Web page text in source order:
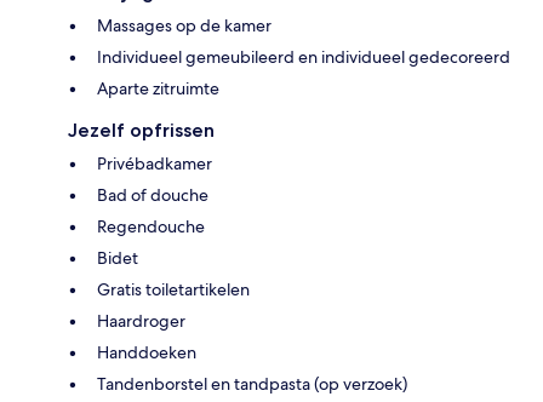
Massages op de kamer
Individueel gemeubileerd en individueel gedecoreerd
Aparte zitruimte
Jezelf opfrissen
Privébadkamer
Bad of douche
Regendouche
Bidet
Gratis toiletartikelen
Haardroger
Handdoeken
Tandenborstel en tandpasta (op verzoek)